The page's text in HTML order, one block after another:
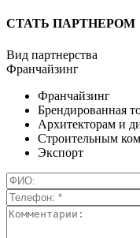
СТАТЬ ПАРТНЕРОМ
Вид партнерства
Франчайзинг
Франчайзинг
Брендированная
Архитекторам и
Строительным
Экспорт